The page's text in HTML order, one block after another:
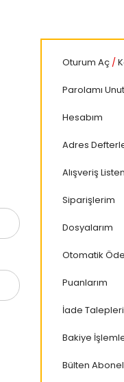
Oturum Aç/
Parolamı
Hesabım
Adres
Alışveriş
Siparişlerim
Dosyalarım
Otomatik
Puanlarım
İade
Bakiye
Bülten